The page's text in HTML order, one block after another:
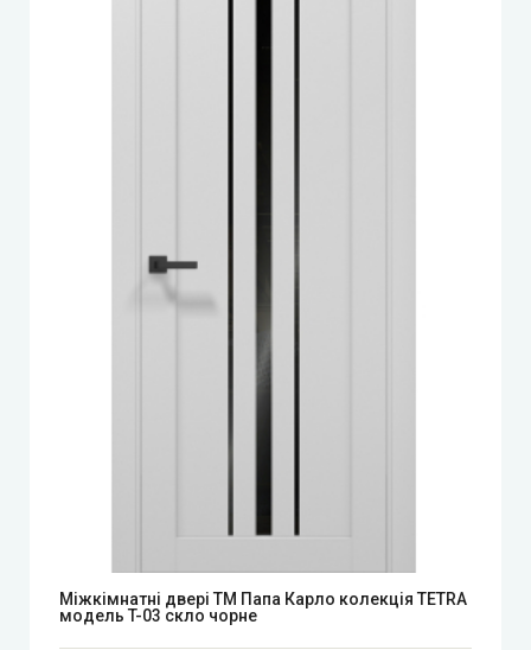
Міжкімнатні двері ТМ Папа Карло колекція TETRA
модель T-03 скло чорне